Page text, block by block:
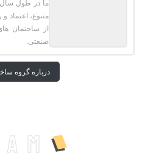
ما در طول سال
متنوع، اعتماد
از ساختمان
صنعتی.
درباره گروه